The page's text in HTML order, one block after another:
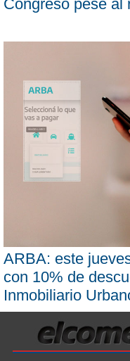
Congreso pese al
ARBA: este
con 10% de
Inmobiliario